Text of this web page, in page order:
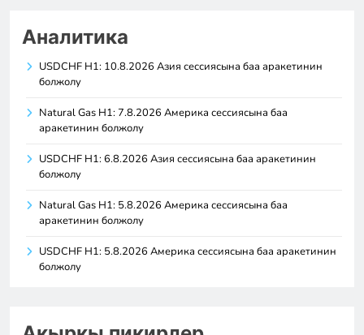
Аналитика
USDCHF H1: 10.8.2026 Азия сессиясына баа аракетинин
болжолу
Natural Gas H1: 7.8.2026 Америка сессиясына баа
аракетинин болжолу
USDCHF H1: 6.8.2026 Азия сессиясына баа аракетинин
болжолу
Natural Gas H1: 5.8.2026 Америка сессиясына баа
аракетинин болжолу
USDCHF H1: 5.8.2026 Америка сессиясына баа аракетинин
болжолу